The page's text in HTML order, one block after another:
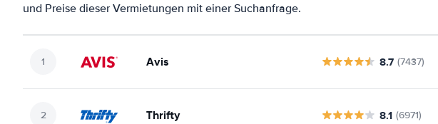
und Preise dieser Vermietungen mit einer Suchanfrage.
Avis 8.7 (7437)
Thrifty 8.1 (6971)